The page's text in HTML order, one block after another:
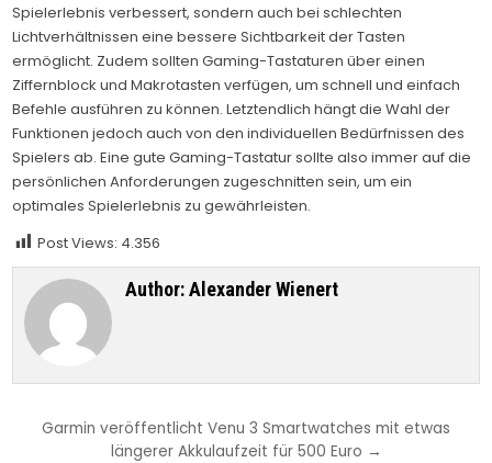
Spielerlebnis verbessert, sondern auch bei schlechten
Lichtverhältnissen eine bessere Sichtbarkeit der Tasten
ermöglicht. Zudem sollten Gaming-Tastaturen über einen
Ziffernblock und Makrotasten verfügen, um schnell und einfach
Befehle ausführen zu können. Letztendlich hängt die Wahl der
Funktionen jedoch auch von den individuellen Bedürfnissen des
Spielers ab. Eine gute Gaming-Tastatur sollte also immer auf die
persönlichen Anforderungen zugeschnitten sein, um ein
optimales Spielerlebnis zu gewährleisten.
Post Views: 4.356
Author:Alexander Wienert
Beitragsnavigation
Garmin veröffentlicht Venu 3 Smartwatches mit etwas
längerer Akkulaufzeit für 500 Euro →